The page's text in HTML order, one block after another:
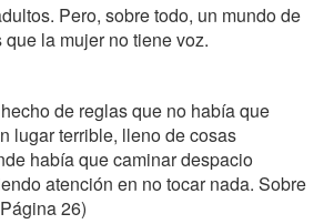
Pero, sobre todo, un mundo de
la mujer no tiene voz.
de reglas que no había que
lugar terrible, lleno de cosas
había que caminar despacio
atención en no tocar nada. Sobre
26)